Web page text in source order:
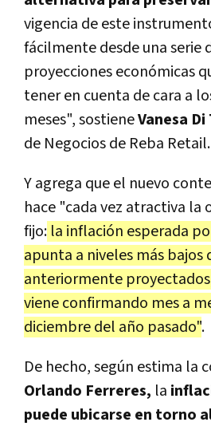
vigencia de este
fácilmente desde una serie
proyecciones económicas
tener en cuenta de cara a
meses", sostieneVanesa
de Negocios de Reba Retail.
Y agrega que el nuevo
hace "cada vez atractiva la
fijo: la inflación esperada
apunta a niveles más bajos
anteriormente
viene confirmando mes a
diciembre del año pasado".
De hecho, según estima la
Orlando Ferreres, la
puede ubicarse en torno